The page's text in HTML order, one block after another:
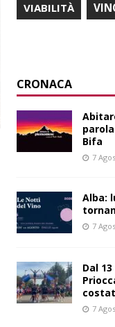
VIABILITÀ
CRONACA
Bifa
7
Alba:
7
Dal
7